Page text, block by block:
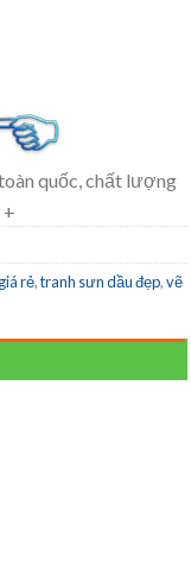
quốc, chất lượng
rẻ,tranh sưn dầu đẹp,vẽ